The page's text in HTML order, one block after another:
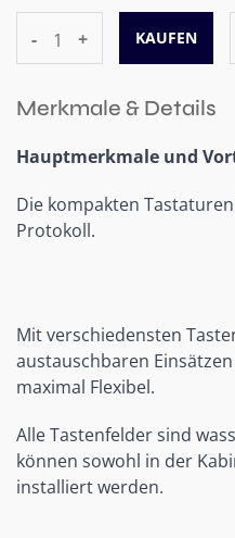
- +
Merkmale & Details
Hauptmerkmale und
Die kompakten
Protokoll.
Mit verschiedensten
austauschbaren
maximal Flexibel.
Alle Tastenfelder sind
können sowohl in der
installiert werden.